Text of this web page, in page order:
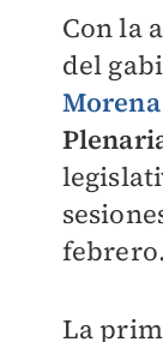
Con la
del
Morena
febrero.
La